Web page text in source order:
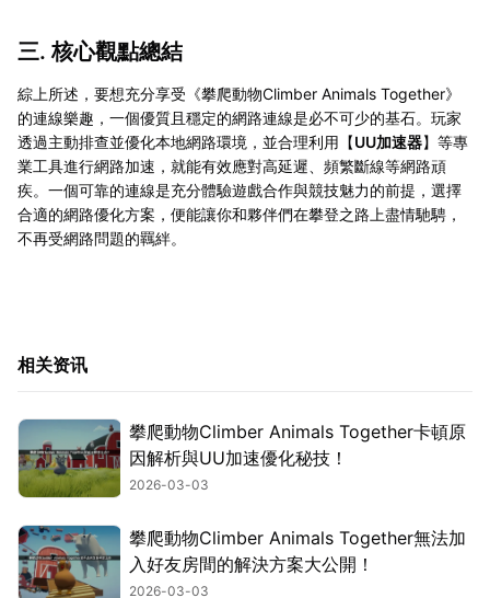
三. 核心觀點總結
綜上所述，要想充分享受《攀爬動物Climber Animals Together》
的連線樂趣，一個優質且穩定的網路連線是必不可少的基石。玩家
透過主動排查並優化本地網路環境，並合理利用【UU加速器】等專
業工具進行網路加速，就能有效應對高延遲、頻繁斷線等網路頑
疾。一個可靠的連線是充分體驗遊戲合作與競技魅力的前提，選擇
合適的網路優化方案，便能讓你和夥伴們在攀登之路上盡情馳騁，
不再受網路問題的羈絆。
相关资讯
攀爬動物Climber Animals Together卡頓原
因解析與UU加速優化秘技！
2026-03-03
攀爬動物Climber Animals Together無法加
入好友房間的解決方案大公開！
2026-03-03